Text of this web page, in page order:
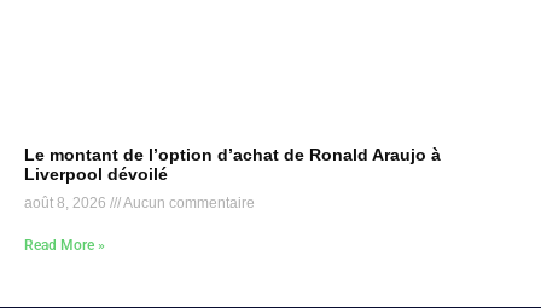
Le montant de l’option d’achat de Ronald Araujo à
Liverpool dévoilé
août 8, 2026 Aucun commentaire
Read More »